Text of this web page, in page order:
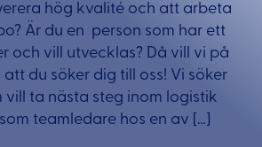
hög kvalité och att arbeta
Är du en person som har ett
och vill utvecklas? Då vill vi på
att du söker dig till oss! Vi söker
vill ta nästa steg inom logistik
teamledare hos en av […]